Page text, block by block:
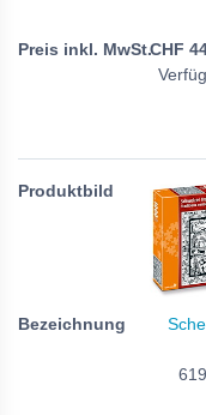
CHF